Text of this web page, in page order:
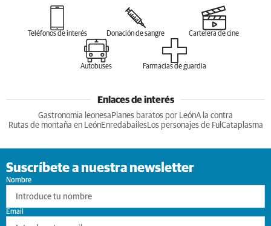
Teléfonos de interés Donación de sangre Cartelera de cine
Autobuses Farmacias de guardia
Enlaces de interés
Gastronomia leonesa Planes baratos por LeónA la contra
Rutas de montaña en LeónEnredabailesLos personajes de Ful Cataplasma
Suscríbete a nuestra newsletter
Nombre
Email